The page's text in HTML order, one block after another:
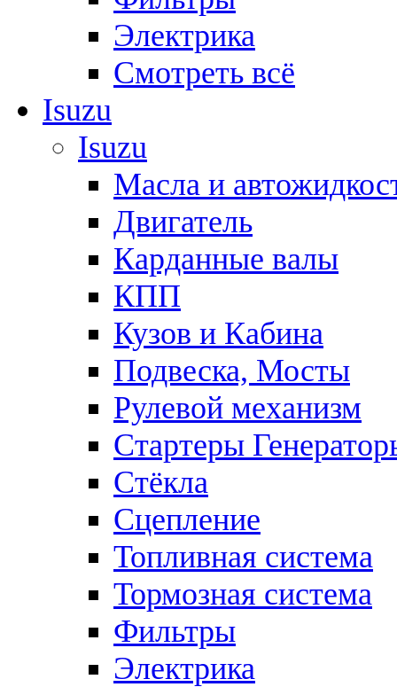
Электрика
Смотреть всё
Isuzu
Isuzu
Масла и
Двигатель
Карданные валы
КПП
Кузов и Кабина
Подвеска, Мосты
Рулевой механизм
Стартеры
Стёкла
Сцепление
Топливная система
Тормозная система
Фильтры
Электрика